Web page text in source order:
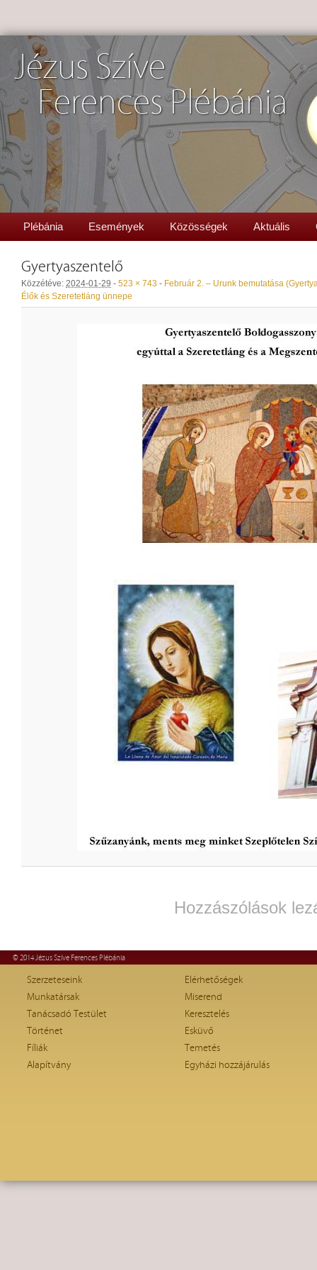
Jézus Szíve
Ferences Plébánia
Plébánia Események Közösségek Aktuális
Gyertyaszentelő
Közzétéve: 2024-01-29 - 523 × 743 - Február 2. – Urunk bemutatása
Élők és Szeretetláng ünnepe
Hozzászólások
© 2014 Jézus Szíve Ferences Plébánia
Szerzeteseink
Munkatársak
Tanácsadó Testület
Történet
Fíliák
Alapítvány
Elérhetőségek
Miserend
Keresztelés
Esküvő
Temetés
Egyházi hozzájárulás